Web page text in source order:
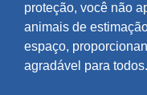
proteção, você não
animais de
espaço,
agradável para todos.